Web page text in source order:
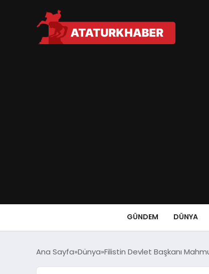
GÜNDEM DÜNYA
Ana Sayfa Dünya Filistin Devlet Başkanı